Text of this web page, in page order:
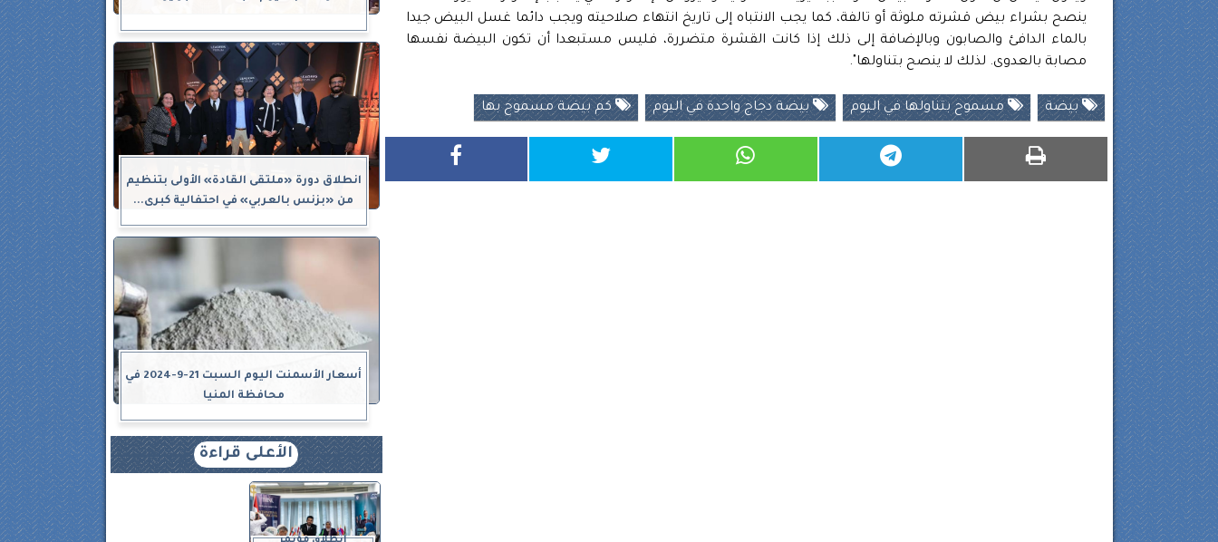
ينصح بشراء بيض قشرته ملوثة أو تالفة، كما يجب الانتباه إلى تاريخ انتهاء صلاحيته ويجب دائما غسل البيض جيدا
بالماء الدافئ والصابون وبالإضافة إلى ذلك إذا كانت القشرة متضررة، فليس مستبعدا أن تكون البيضة نفسها
مصابة بالعدوى. لذلك لا ينصح بتناولها".
بيضة مسموح بتناولها في اليوم بيضة دجاج واحدة في اليوم كم بيضة مسموح بها
انطلاق دورة «ملتقى القادة» الأولى بتنظيم
من «بزنس بالعربي» في احتفالية كبرى...
أسعار الأسمنت اليوم السبت 21-9-2024 في
محافظة المنيا
الأعلى قراءة
انطلاق مؤتمر